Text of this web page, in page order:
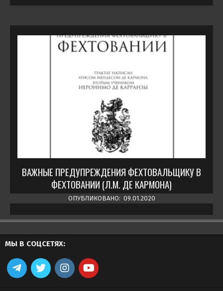
ВАЖНЫЕ ПРЕДУПРЕЖДЕНИЯ ФЕХТОВАЛЬЩИКУ В
ФЕХТОВАНИИ (Л.М. ДЕ КАРМОНА)
ОПУБЛИКОВАНО: 09.01.2020
МЫ В СОЦСЕТЯХ: